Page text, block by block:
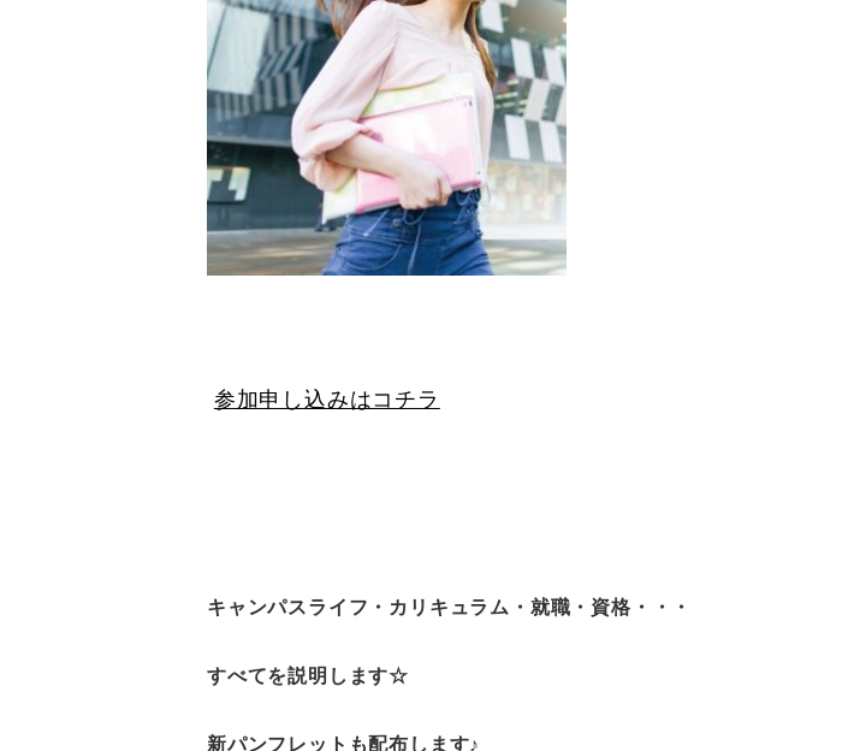
参加申し込みはコチラ
キャンパスライフ・カリキュラム・就職・資格・・・
すべてを説明します☆
新パンフレットも配布します♪